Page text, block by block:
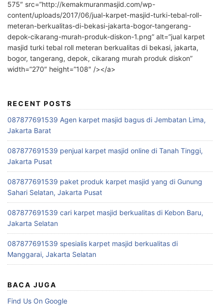
575″ src=”http://kemakmuranmasjid.com/wp-
content/uploads/2017/06/jual-karpet-masjid-turki-tebal-roll-
meteran-berkualitas-di-bekasi-jakarta-bogor-tangerang-
depok-cikarang-murah-produk-diskon-1.png” alt=”jual karpet
masjid turki tebal roll meteran berkualitas di bekasi, jakarta,
bogor, tangerang, depok, cikarang murah produk diskon”
width=”270″ height=”108″ /></a>
RECENT POSTS
087877691539 Agen karpet masjid bagus di Jembatan Lima,
Jakarta Barat
087877691539 penjual karpet masjid online di Tanah Tinggi,
Jakarta Pusat
087877691539 paket produk karpet masjid yang di Gunung
Sahari Selatan, Jakarta Pusat
087877691539 cari karpet masjid berkualitas di Kebon Baru,
Jakarta Selatan
087877691539 spesialis karpet masjid berkualitas di
Manggarai, Jakarta Selatan
BACA JUGA
Find Us On Google